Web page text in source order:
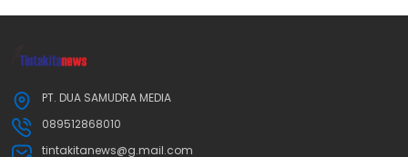
PT. DUA SAMUDRA MEDIA
089512868010
tintakitanews@g.mail.com